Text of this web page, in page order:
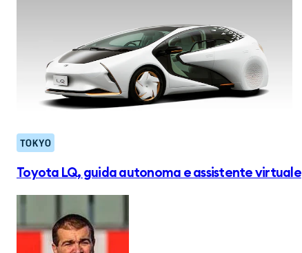
TOKYO
Toyota LQ, guida autonoma e assistente virtuale